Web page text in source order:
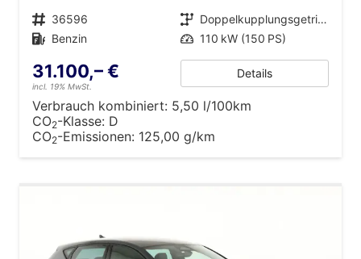
Fahrzeugnr. 36596 Getriebe
Doppelkupplungsgetriebe (DSG)
Kraftstoff Benzin Leistung 110 kW (150 PS)
31.100,– €
incl. 19% MwSt.
Details
Verbrauch kombiniert: 5,50 l/100km
CO2-Klasse: D
CO2-Emissionen: 125,00 g/km